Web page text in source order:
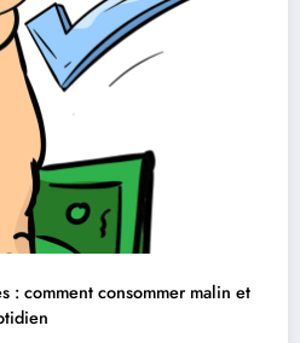
: comment consommer malin et